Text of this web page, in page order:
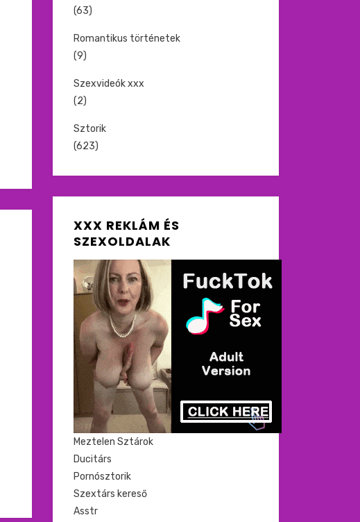
(63)
Romantikus történetek
(9)
Szexvideók xxx
(2)
Sztorik
(623)
XXX REKLÁM ÉS
SZEXOLDALAK
Meztelen Sztárok
Ducitárs
Pornósztorik
Szextárs kereső
Asstr